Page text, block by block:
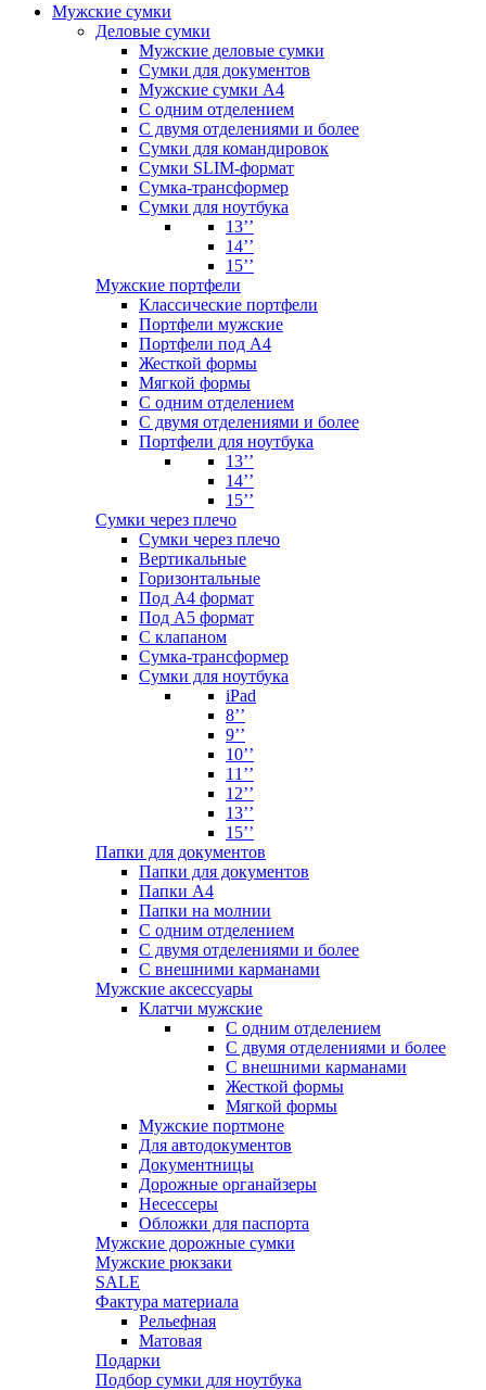
Мужские сумки
Деловые сумки
Мужские деловые сумки
Сумки для документов
Мужские сумки А4
С одним отделением
С двумя отделениями и более
Сумки для командировок
Сумки SLIM-формат
Сумка-трансформер
Сумки для ноутбука
13’’
14’’
15’’
Мужские портфели
Классические портфели
Портфели мужские
Портфели под А4
Жесткой формы
Мягкой формы
С одним отделением
С двумя отделениями и более
Портфели для ноутбука
13’’
14’’
15’’
Сумки через плечо
Сумки через плечо
Вертикальные
Горизонтальные
Под А4 формат
Под А5 формат
С клапаном
Сумка-трансформер
Сумки для ноутбука
iPad
8’’
9’’
10’’
11’’
12’’
13’’
15’’
Папки для документов
Папки для документов
Папки А4
Папки на молнии
С одним отделением
С двумя отделениями и более
С внешними карманами
Мужские аксессуары
Клатчи мужские
С одним отделением
С двумя отделениями и более
С внешними карманами
Жесткой формы
Мягкой формы
Мужские портмоне
Для автодокументов
Документницы
Дорожные органайзеры
Несессеры
Обложки для паспорта
Мужские дорожные сумки
Мужские рюкзаки
SALE
Фактура материала
Рельефная
Матовая
Подарки
Подбор сумки для ноутбука